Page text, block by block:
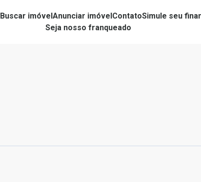
Buscar imóvelAnunciar imóvelContatoSimule seu
Seja nosso franqueado